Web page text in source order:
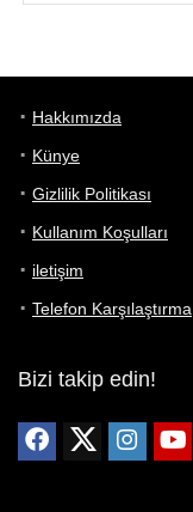
Hakkımızda
Künye
Gizlilik Politikası
Kullanım Koşulları
iletişim
Telefon Karşılaştırma
Bizi takip edin!